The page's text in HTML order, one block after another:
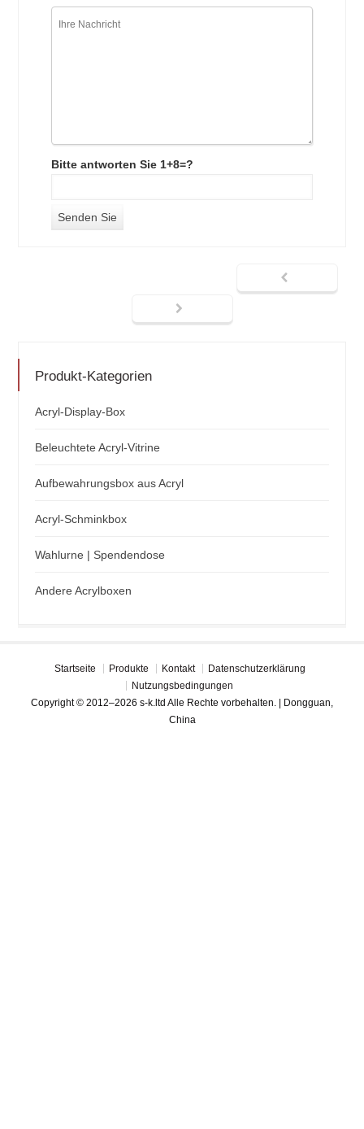
Bitte antworten Sie 1+8=?
Produkt-Kategorien
Acryl-Display-Box
Beleuchtete Acryl-Vitrine
Aufbewahrungsbox aus Acryl
Acryl-Schminkbox
Wahlurne | Spendendose
Andere Acrylboxen
Startseite Produkte Kontakt
Datenschutzerklärung
Nutzungsbedingungen
Copyright © 2012–2026 s-k.ltd Alle Rechte vorbehalten. | Dongguan,
China